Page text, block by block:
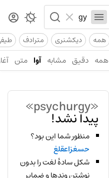
همه دیکشنری مترادف
همه دقیق مشابه آوا متن
«psychurgy»
پیدا نشد!
منظور شما این بود؟
حسغزاعقلغ
شکل سادهٔ لغت را بدون
نوشتن وندها و ضمایر